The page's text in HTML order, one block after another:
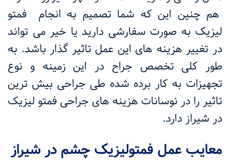
هم چنین این که شما تصمیم به انجام فمتو
لیزیک به صورت سفارشی دارید یا خیر می تواند
در تغییر هزینه های این عمل تاثیر گذار باشد. به
طور کلی تخصص جراح در این زمینه و نوع
تجهیزات به کار برده شده طی جراحی بیش ترین
تاثیر را در نوسانات هزینه های جراحی فمتو لیزیک
در شیراز دارد.
معایب عمل فمتولیزیک چشم در شیراز